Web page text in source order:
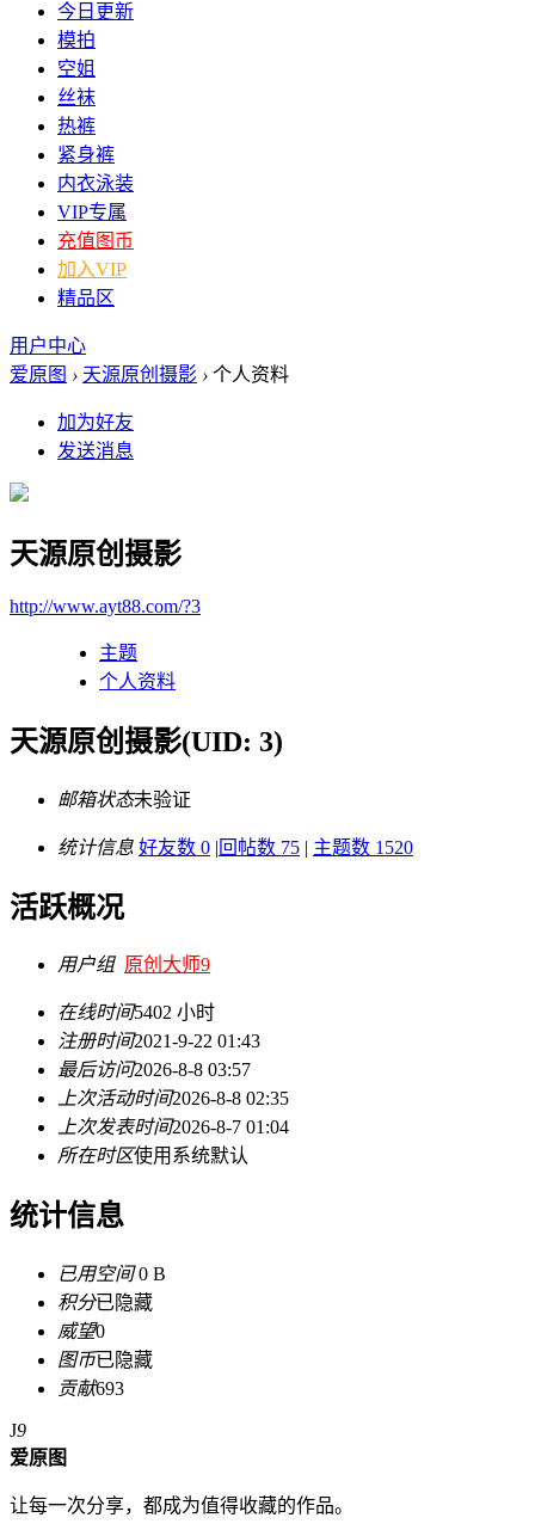
今日更新
模拍
空姐
丝袜
热裤
紧身裤
内衣泳装
VIP专属
充值图币
加入VIP
精品区
用户中心
爱原图 › 天源原创摄影 › 个人资料
加为好友
发送消息
天源原创摄影
http://www.ayt88.com/?3
主题
个人资料
天源原创摄影(UID: 3)
邮箱状态未验证
统计信息 好友数 0 |回帖数 75 | 主题数 1520
活跃概况
用户组 原创大师9
在线时间5402 小时
注册时间2021-9-22 01:43
最后访问2026-8-8 03:57
上次活动时间2026-8-8 02:35
上次发表时间2026-8-7 01:04
所在时区使用系统默认
统计信息
已用空间0 B
积分已隐藏
威望0
图币已隐藏
贡献693
J9
爱原图
让每一次分享，都成为值得收藏的作品。